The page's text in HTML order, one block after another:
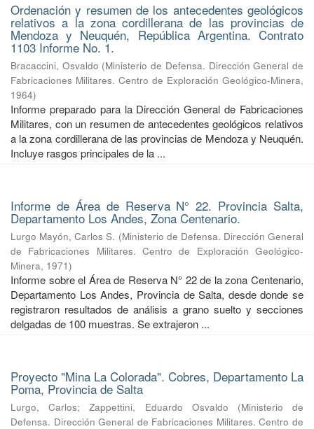
Ordenación y resumen de los antecedentes geológicos
relativos a la zona cordillerana de las provincias de
Mendoza y Neuquén, República Argentina. Contrato
1103 Informe No. 1.
Bracaccini, Osvaldo (Ministerio de Defensa. Dirección General de
Fabricaciones Militares. Centro de Exploración Geológico-Minera,
1964)
Informe preparado para la Dirección General de Fabricaciones
Militares, con un resumen de antecedentes geológicos relativos
a la zona cordillerana de las provincias de Mendoza y Neuquén.
Incluye rasgos principales de la ...
Informe de Área de Reserva N° 22. Provincia Salta,
Departamento Los Andes, Zona Centenario.
Lurgo Mayón, Carlos S. (Ministerio de Defensa. Dirección General
de Fabricaciones Militares. Centro de Exploración Geológico-
Minera, 1971)
Informe sobre el Área de Reserva N° 22 de la zona Centenario,
Departamento Los Andes, Provincia de Salta, desde donde se
registraron resultados de análisis a grano suelto y secciones
delgadas de 100 muestras. Se extrajeron ...
Proyecto "Mina La Colorada". Cobres, Departamento La
Poma, Provincia de Salta
Lurgo, Carlos;Zappettini, Eduardo Osvaldo (Ministerio de
Defensa. Dirección General de Fabricaciones Militares. Centro de